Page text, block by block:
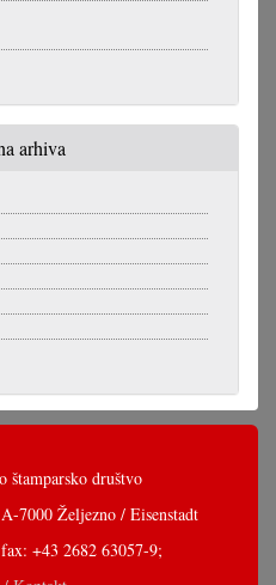
arhiva
društvo
7000 Željezno / Eisenstadt
+43 2682 63057-9;